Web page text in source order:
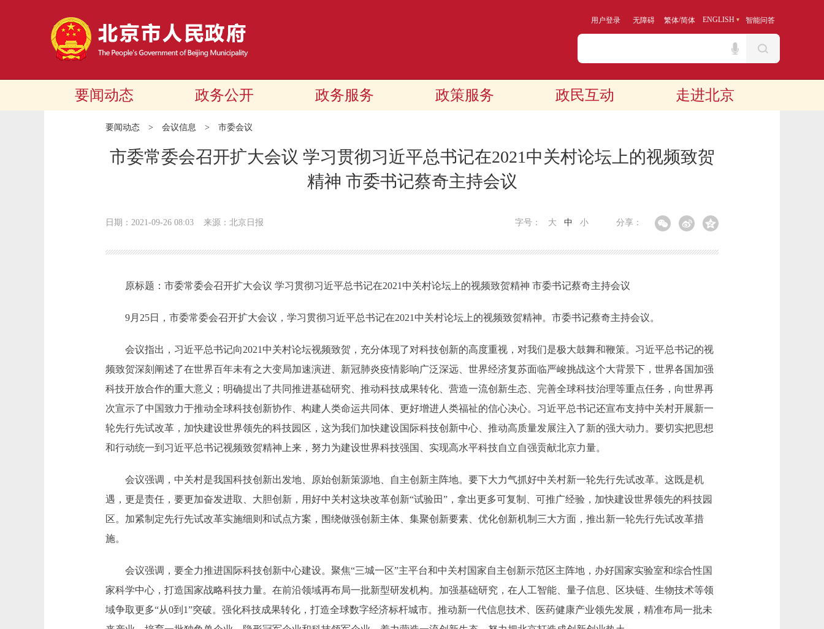
用户登录 无障碍 繁体/简体 ENGLISH 智能问答
要闻动态 政务公开 政务服务 政策服务 政民互动 走进北京
要闻动态 > 会议信息 > 市委会议
市委常委会召开扩大会议 学习贯彻习近平总书记在2021中关村论坛上的视频致贺
精神 市委书记蔡奇主持会议
日期：2021-09-26 08:03 来源：北京日报 分享：
字号： 大 中 小
原标题：市委常委会召开扩大会议 学习贯彻习近平总书记在2021中关村论坛上的视频致贺精神 市委书记蔡奇主持会议
9月25日，市委常委会召开扩大会议，学习贯彻习近平总书记在2021中关村论坛上的视频致贺精神。市委书记蔡奇主持会议。
会议指出，习近平总书记向2021中关村论坛视频致贺，充分体现了对科技创新的高度重视，对我们是极大鼓舞和鞭策。习近平总书记的视
频致贺深刻阐述了在世界百年未有之大变局加速演进、新冠肺炎疫情影响广泛深远、世界经济复苏面临严峻挑战这个大背景下，世界各国加强
科技开放合作的重大意义；明确提出了共同推进基础研究、推动科技成果转化、营造一流创新生态、完善全球科技治理等重点任务，向世界再
次宣示了中国致力于推动全球科技创新协作、构建人类命运共同体、更好增进人类福祉的信心决心。习近平总书记还宣布支持中关村开展新一
轮先行先试改革，加快建设世界领先的科技园区，这为我们加快建设国际科技创新中心、推动高质量发展注入了新的强大动力。要切实把思想
和行动统一到习近平总书记视频致贺精神上来，努力为建设世界科技强国、实现高水平科技自立自强贡献北京力量。
会议强调，中关村是我国科技创新出发地、原始创新策源地、自主创新主阵地。要下大力气抓好中关村新一轮先行先试改革。这既是机
遇，更是责任，要更加奋发进取、大胆创新，用好中关村这块改革创新“试验田”，拿出更多可复制、可推广经验，加快建设世界领先的科技园
区。加紧制定先行先试改革实施细则和试点方案，围绕做强创新主体、集聚创新要素、优化创新机制三大方面，推出新一轮先行先试改革措
施。
会议强调，要全力推进国际科技创新中心建设。聚焦“三城一区”主平台和中关村国家自主创新示范区主阵地，办好国家实验室和综合性国
家科学中心，打造国家战略科技力量。在前沿领域再布局一批新型研发机构。加强基础研究，在人工智能、量子信息、区块链、生物技术等领
域争取更多“从0到1”突破。强化科技成果转化，打造全球数字经济标杆城市。推动新一代信息技术、医药健康产业领先发展，精准布局一批未